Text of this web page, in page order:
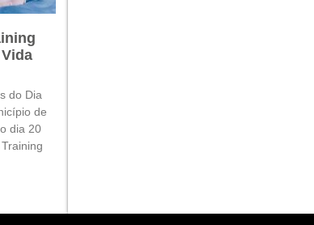
do Dia
de
dia 20